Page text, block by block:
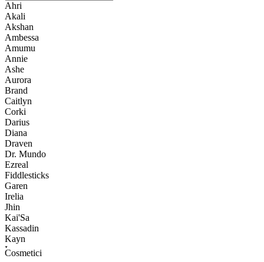
Ahri
Akali
Akshan
Ambessa
Amumu
Annie
Ashe
Aurora
Brand
Caitlyn
Corki
Darius
Diana
Draven
Dr. Mundo
Ezreal
Fiddlesticks
Garen
Irelia
Jhin
Kai'Sa
Kassadin
Kayn
Leona
Cosmetici